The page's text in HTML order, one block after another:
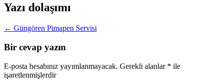
Yazı dolaşımı
← Güngören Pimapen Servisi
Bir cevap yazın
E-posta hesabınız yayımlanmayacak. Gerekli alanlar * ile
işaretlenmişlerdir